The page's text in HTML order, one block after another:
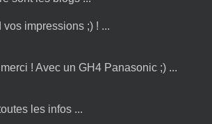
impressions ;) ! ...
! Avec un GH4 Panasonic ;) ...
les infos ...